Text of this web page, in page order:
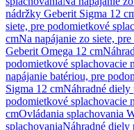
nádržky Geberit Sigma 12
siete, pre podomietkové
cmNa napájanie zo siete,
Geberit Omega 12 cm
podomietkové splachovacie
napájanie batériou, pre
Sigma 12 cmNáhradné diely
podomietkové splachovacie
cmOvládania splachovania
splachovaniaNáhradné diely